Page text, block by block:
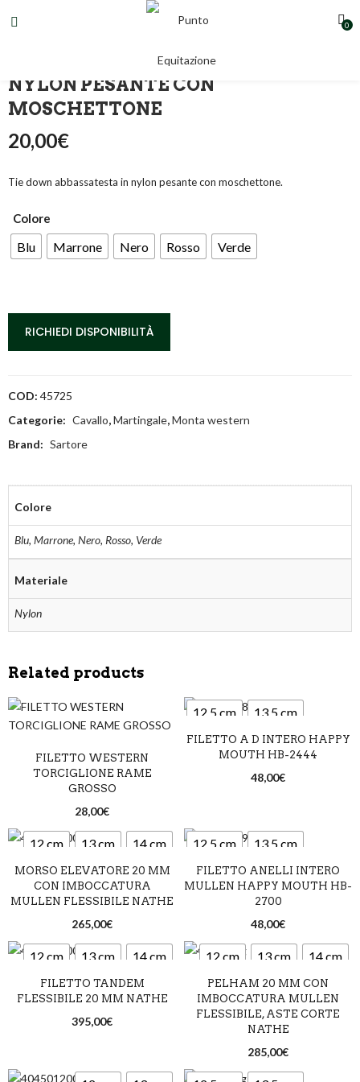
0
TIE DOWN ABBASSATESTA IN
NYLON PESANTE CON
MOSCHETTONE
20,00€
Tie down abbassatesta in nylon pesante con moschettone.
Colore
Blu Marrone Nero Rosso Verde
RICHIEDI DISPONIBILITÀ
COD: 45725
Categorie: Cavallo,Martingale,Monta western
Brand: Sartore
Colore
Blu, Marrone, Nero, Rosso, Verde
Materiale
Nylon
Related products
FILETTO WESTERN
TORCIGLIONE RAME
GROSSO
28,00€
12,5 cm
13,5 cm
14,5 cm
FILETTO A D INTERO HAPPY
MOUTH HB-2444
48,00€
12 cm 13 cm 14 cm
MORSO ELEVATORE 20 MM
CON IMBOCCATURA
MULLEN FLESSIBILE NATHE
265,00€
12,5 cm
13,5 cm
14,5 cm
FILETTO ANELLI INTERO
MULLEN HAPPY MOUTH HB-
2700
48,00€
12 cm 13 cm 14 cm
FILETTO TANDEM
FLESSIBILE 20 MM NATHE
395,00€
12 cm 13 cm 14 cm
PELHAM 20 MM CON
IMBOCCATURA MULLEN
FLESSIBILE, ASTE CORTE
NATHE
285,00€